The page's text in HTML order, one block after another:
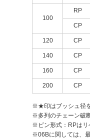
100
RP
CP
120 CP
140 CP
160 CP
200 CP
※★印はブッシュ径を
※多列のチェーン破
※ピン形式：RPは
※06Bに関しては、